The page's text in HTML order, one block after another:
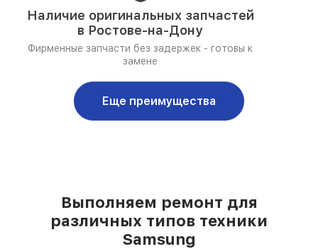
Наличие оригинальных запчастей
в Ростове-на-Дону
Фирменные запчасти без задержек - готовы к
замене
Еще преимущества
Выполняем ремонт для
различных типов техники
Samsung